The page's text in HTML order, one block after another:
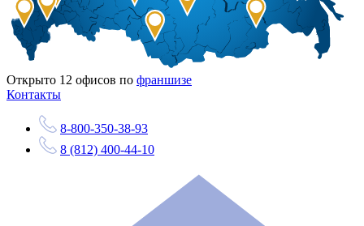
Открыто 12 офисов по франшизе
Контакты
8-800-350-38-93
8 (812) 400-44-10